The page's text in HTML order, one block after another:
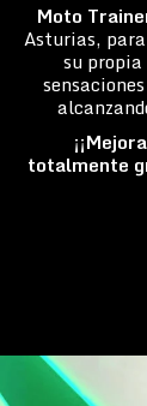
Moto
Asturias,
su
totalmente